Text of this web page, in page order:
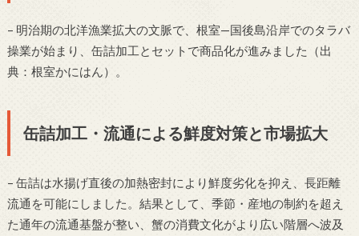
– 明治期の北洋漁業拡大の文脈で、根室—国後島沿岸でのタラバ
操業が始まり、缶詰加工とセットで商品化が進みました（出
典：根室かにはん）。
缶詰加工・流通による鮮度対策と市場拡大
– 缶詰は水揚げ直後の加熱密封により鮮度劣化を抑え、長距離
流通を可能にしました。結果として、季節・産地の制約を超え
た通年の流通基盤が整い、蟹の消費文化がより広い階層へ波及